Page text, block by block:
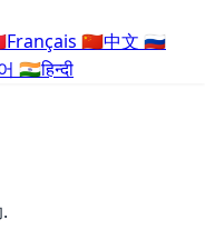
Français 🇨🇳中文 🇷🇺
🇮🇳हिन्दी